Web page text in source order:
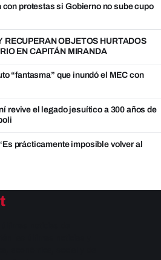
protestas si Gobierno no sube cupo
RECUPERAN OBJETOS HURTADOS
EN CAPITÁN MIRANDA
“fantasma” que inundó el MEC con
revive el legado jesuítico a 300 años de
prácticamente imposible volver al